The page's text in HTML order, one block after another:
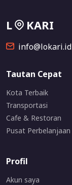
L KARI
info@lokari.id
Tautan Cepat
Kota Terbaik
Transportasi
Cafe & Restoran
Pusat Perbelanjaan
Profil
Akun saya